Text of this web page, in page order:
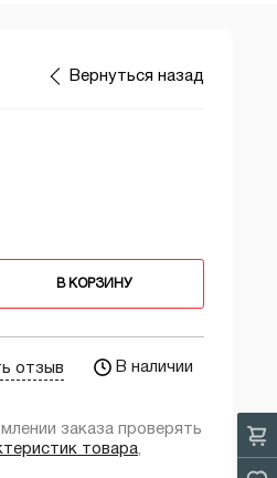
Вернуться назад
В КОРЗИНУ
отзыв В наличии
заказа проверять
товара,